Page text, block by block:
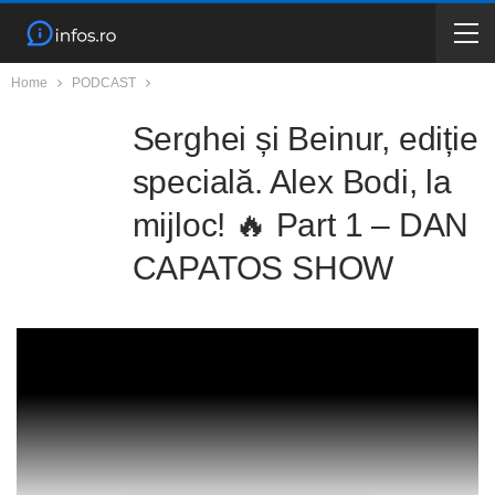
Home PODCAST
Serghei și Beinur, ediție
specială. Alex Bodi, la
mijloc! 🔥 Part 1 – DAN
CAPATOS SHOW